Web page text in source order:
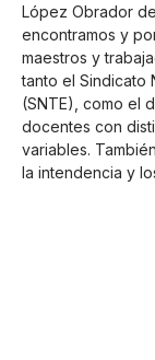
López Obrador
encontramos y
maestros y
tanto el Sindicato
(SNTE), como el
docentes con
variables.
la intendencia y